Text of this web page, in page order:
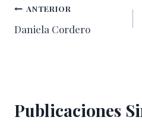
Navegación
de
ANTERIOR
Daniela Cordero
Publicaciones